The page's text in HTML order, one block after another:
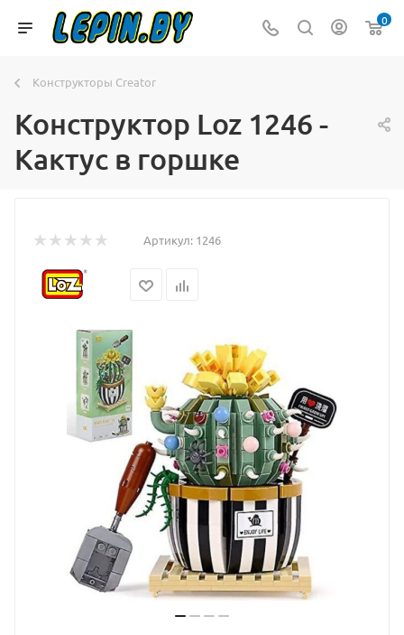
0
Конструкторы Creator
Конструктор Loz 1246 -
Кактус в горшке
Артикул: 1246